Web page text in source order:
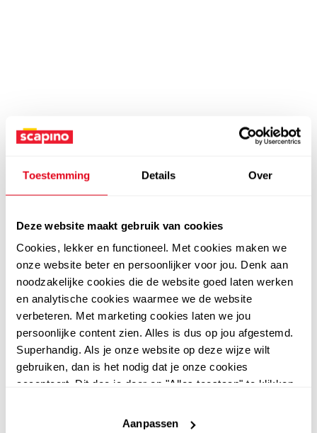
Toestemming Details Over
Deze website maakt gebruik van cookies
Cookies, lekker en functioneel. Met cookies maken we
onze website beter en persoonlijker voor jou. Denk aan
noodzakelijke cookies die de website goed laten werken
en analytische cookies waarmee we de website
verbeteren. Met marketing cookies laten we jou
persoonlijke content zien. Alles is dus op jou afgestemd.
Superhandig. Als je onze website op deze wijze wilt
gebruiken, dan is het nodig dat je onze cookies
accepteert. Dit doe je door op "Alles toestaan" te klikken.
website niet optimaal functioneert.
Aanpassen